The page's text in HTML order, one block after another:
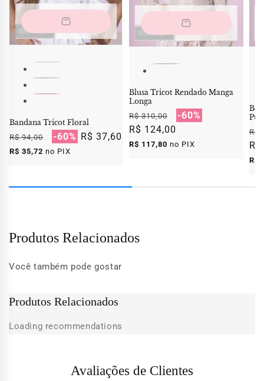
OUTLET
Bandana Tricot Floral
Preço
normal
R$ 94,00
Preço
promocional
-60% R$ 37,60
R$ 35,72 no PIX
OUTLET
Blusa Tricot Rendado Manga
Longa
Preço
normal
R$ 310,00
Preço
-60%
R$ 124,00
R$ 117,80 no PIX
R$
R$
Produtos Relacionados
Você também pode gostar
Produtos Relacionados
Loading recommendations
Avaliações de Clientes